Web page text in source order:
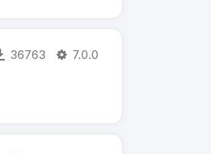
36763 7.0.0